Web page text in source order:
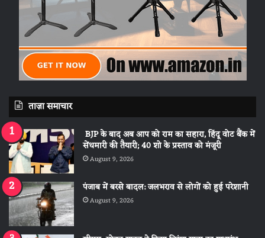
ताज़ा समाचार
BJP के बाद अब आप को राम का सहारा, हिंदू वोट बैंक में
सेंधमारी की तैयारी; 40 शो के प्रस्ताव को मंजूरी
August 9, 2026
पंजाब में बरसे बादल: जलभराव से लोगों को हुई परेशानी
August 9, 2026